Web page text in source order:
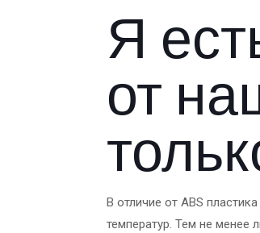
Я
от
В отличие от ABS
температур. Тем не менее